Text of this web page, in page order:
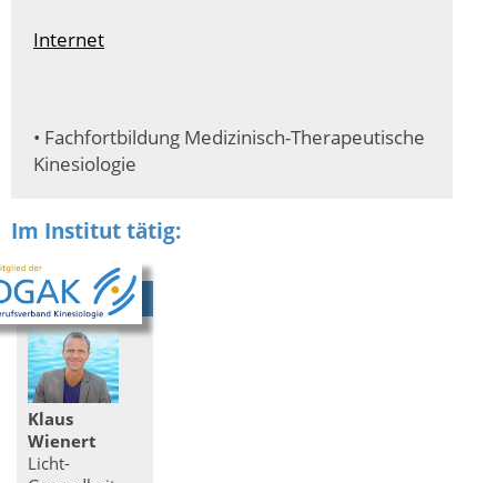
Internet
• Fachfortbildung Medizinisch-Therapeutische
Kinesiologie
Im Institut tätig:
Klaus
Wienert
Licht-